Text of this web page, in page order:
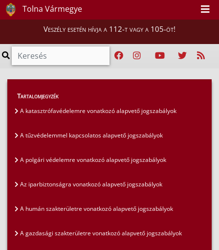
Tolna Vármegye
Veszély esetén hívja a 112-t vagy a 105-öt!
Szakmai tájékoztatók
A műszaki szakterületre vonatkozó jogszabályok
Tartalomjegyzék
A katasztrófavédelemre vonatkozó alapvető jogszabályok
A tűzvédelemmel kapcsolatos alapvető jogszabályok
A polgári védelemre vonatkozó alapvető jogszabályok
Az iparbiztonságra vonatkozó alapvető jogszabályok
A humán szakterületre vonatkozó alapvető jogszabályok
A gazdasági szakterületre vonatkozó alapvető jogszabályok